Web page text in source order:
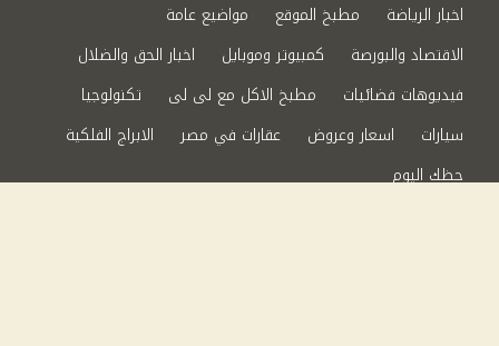
اخبار الرياضة
مطبخ الموقع
مواضيع عامة
الاقتصاد والبورصة
كمبيوتر وموبايل
اخبار الحق والضلال
فيديوهات فضائيات
مطبخ الاكل مع لى لى
تكنولوجيا
سيارات
اسعار وعروض عقارات في مصر
الابراج الفلكية
حظك اليوم